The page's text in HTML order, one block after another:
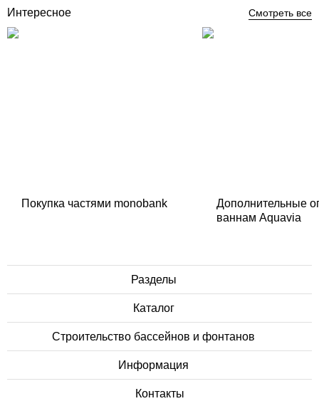
Интересное Смотреть все
Покупка частями monobank
Дополнительные
ваннам Aquavia
Разделы
Каталог
Строительство бассейнов и фонтанов
Информация
Контакты